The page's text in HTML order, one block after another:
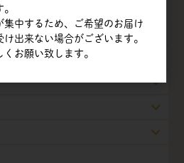
中するため、ご希望のお届け
け出来ない場合がございます。
お願い致します。